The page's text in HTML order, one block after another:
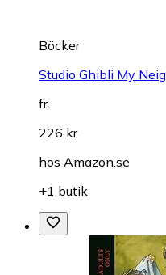
Böcker
Studio Ghibli My
fr.
226 kr
hos Amazon.se
+1 butik